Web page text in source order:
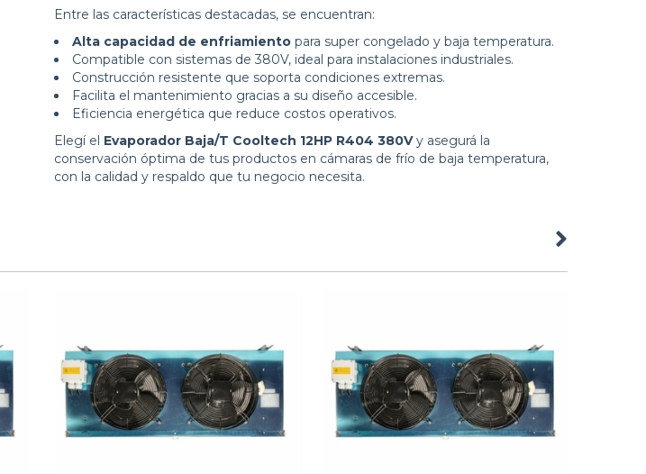
Entre las características destacadas, se encuentran:
Alta capacidad de enfriamiento para super congelado y baja temperatura.
Compatible con sistemas de 380V, ideal para instalaciones industriales.
Construcción resistente que soporta condiciones extremas.
Facilita el mantenimiento gracias a su diseño accesible.
Eficiencia energética que reduce costos operativos.
Elegí el Evaporador Baja/T Cooltech 12HP R404 380Vy asegurá la
conservación óptima de tus productos en cámaras de frío de baja temperatura,
con la calidad y respaldo que tu negocio necesita.